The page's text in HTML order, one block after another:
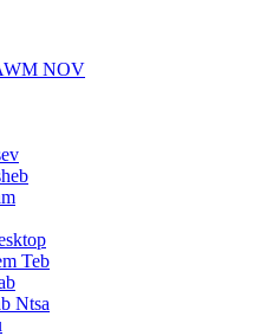
NOV
Teb
Ntsa